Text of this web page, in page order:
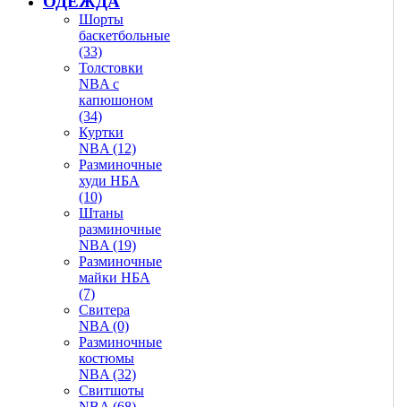
Шорты
баскетбольные
(33)
Толстовки
NBA с
капюшоном
(34)
Куртки
NBA (12)
Разминочные
худи НБА
(10)
Штаны
разминочные
NBA (19)
Разминочные
майки НБА
(7)
Свитера
NBA (0)
Разминочные
костюмы
NBA (32)
Свитшоты